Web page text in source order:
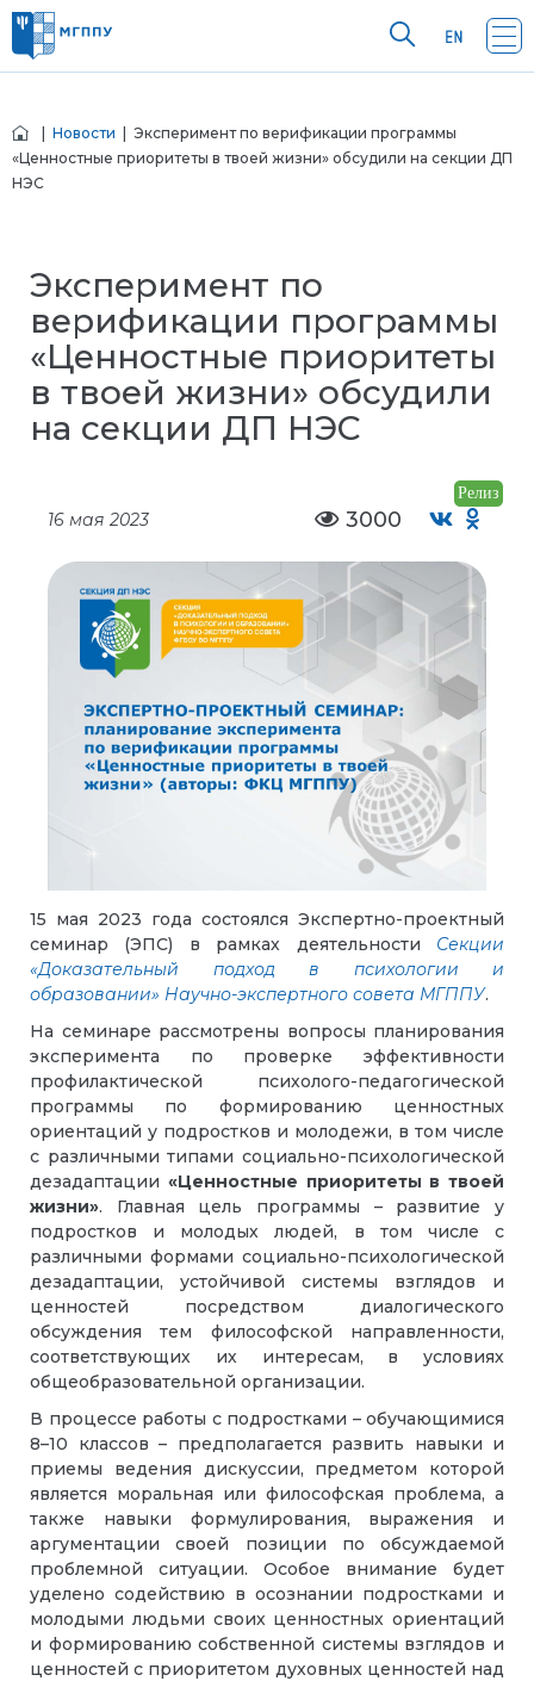
Новости | Эксперимент по верификации программы
«Ценностные приоритеты в твоей жизни» обсудили на секции ДП
НЭС
Эксперимент по
верификации программы
«Ценностные приоритеты
в твоей жизни» обсудили
на секции ДП НЭС
Релиз
16 мая 2023 3000
15 мая 2023 года состоялся Экспертно-проектный
семинар (ЭПС) в рамках деятельности Секции
«Доказательный подход в психологии и
образовании» Научно-экспертного совета МГППУ.
На семинаре рассмотрены вопросы планирования
эксперимента по проверке эффективности
профилактической психолого-педагогической
программы по формированию ценностных
ориентаций у подростков и молодежи, в том числе
с различными типами социально-психологической
дезадаптации «Ценностные приоритеты в твоей
жизни». Главная цель программы – развитие у
подростков и молодых людей, в том числе с
различными формами социально-психологической
дезадаптации, устойчивой системы взглядов и
ценностей посредством диалогического
обсуждения тем философской направленности,
соответствующих их интересам, в условиях
общеобразовательной организации.
В процессе работы с подростками – обучающимися
8–10 классов – предполагается развить навыки и
приемы ведения дискуссии, предметом которой
является моральная или философская проблема, а
также навыки формулирования, выражения и
аргументации своей позиции по обсуждаемой
проблемной ситуации. Особое внимание будет
уделено содействию в осознании подростками и
молодыми людьми своих ценностных ориентаций
и формированию собственной системы взглядов и
ценностей с приоритетом духовных ценностей над